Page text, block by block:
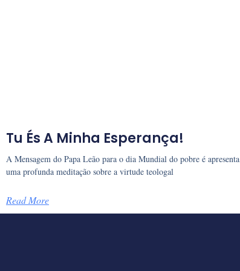
Tu És A Minha Esperança!
A Mensagem do Papa Leão para o dia Mundial do pobre é apresenta
uma profunda meditação sobre a virtude teologal
Read More